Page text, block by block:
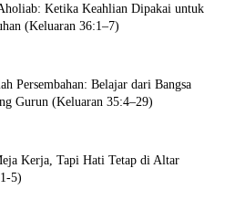
Ketika Keahlian Dipakai untuk
(Keluaran 36:1–7)
Persembahan: Belajar dari Bangsa
Gurun (Keluaran 35:4–29)
Kerja, Tapi Hati Tetap di Altar
5)